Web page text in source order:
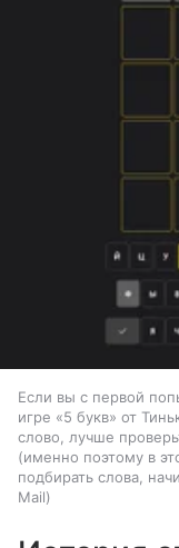
Если вы с первой
игре «5 букв» от
слово, лучше
(именно поэтому в
подбирать слова,
Mail